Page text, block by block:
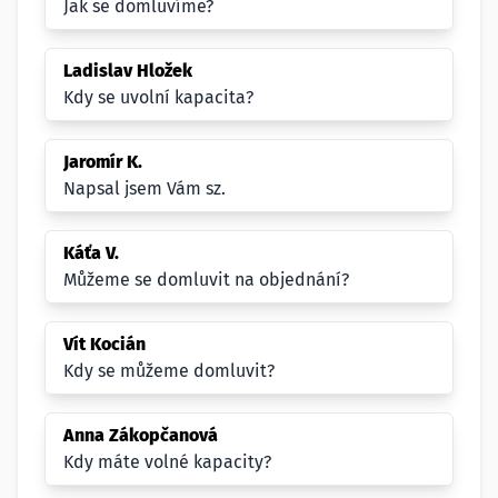
Jak se domluvíme?
Ladislav Hložek
Kdy se uvolní kapacita?
Jaromír K.
Napsal jsem Vám sz.
Káťa V.
Můžeme se domluvit na objednání?
Vít Kocián
Kdy se můžeme domluvit?
Anna Zákopčanová
Kdy máte volné kapacity?